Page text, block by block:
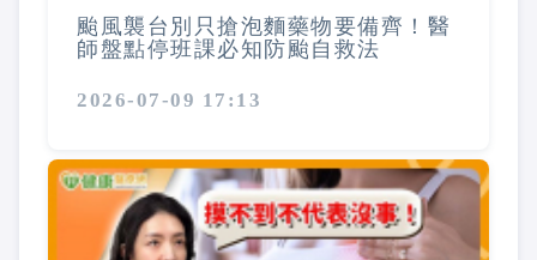
颱風襲台別只搶泡麵藥物要備齊！醫
師盤點停班課必知防颱自救法
2026-07-09 17:13